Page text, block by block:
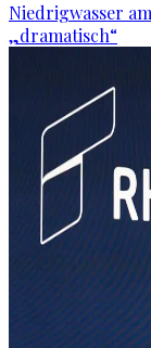
Niedrigwasser
„dramatisch“